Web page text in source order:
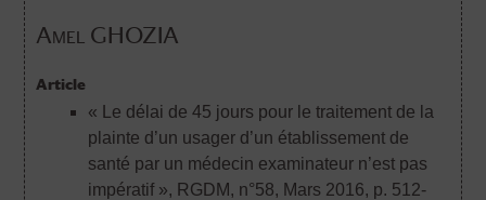
Amel GHOZIA
Article
« Le délai de 45 jours pour le traitement de la
plainte d’un usager d’un établissement de
santé par un médecin examinateur n’est pas
impératif », RGDM, n°58, Mars 2016, p. 512-